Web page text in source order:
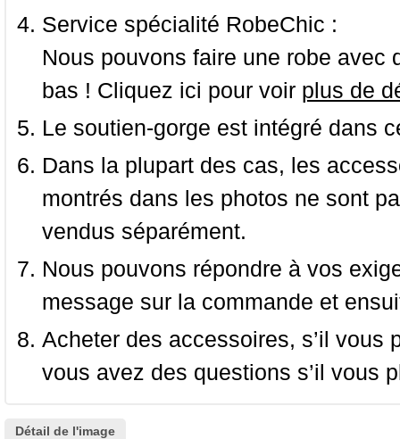
Service spécialité RobeChic :
Nous pouvons faire une robe
bas ! Cliquez ici pour voir plus de
Le soutien-gorge est intégré dans
Dans la plupart des cas, les
montrés dans les photos ne sont
vendus séparément.
Nous pouvons répondre à vos
message sur la commande et
Acheter des accessoires, s’il
vous avez des questions s’il vous
Détail de l'image